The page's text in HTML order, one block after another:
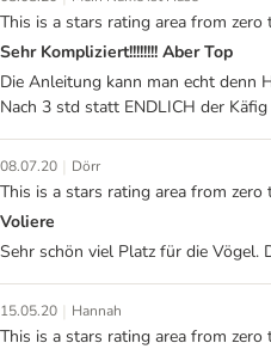
This is a stars rating area from zero
Sehr Kompliziert!!!!!!!! Aber Top
Die Anleitung kann man echt denn
Nach 3 std statt ENDLICH der
08.07.20 | Dörr
This is a stars rating area from zero
Voliere
Sehr schön viel Platz für die Vögel.
15.05.20 | Hannah
This is a stars rating area from zero